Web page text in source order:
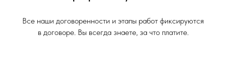
Все наши договоренности и этапы работ фиксируются
в договоре. Вы всегда знаете, за что платите.